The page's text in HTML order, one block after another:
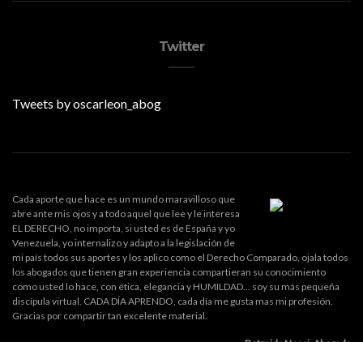
Twitter
Tweets by oscarleon_abog
Cada aporte que hace es un mundo maravilloso que
abre ante mis ojos y a todo aquel que lee y le interesa
EL DERECHO, no importa, si usted es de España y yo
Venezuela, yo internalizo y adapto a la legislación de
mi país todos sus aportes y los aplico como el Derecho Comparado, ojala todos
los abogados que tienen gran experiencia compartieran su conocimiento
como usted lo hace, con ética, elegancia y HUMILDAD... soy su más pequeña
discípula virtual. CADA DÍA APRENDO, cada día me gusta mas mi profesión.
Gracias por compartir tan excelente material.